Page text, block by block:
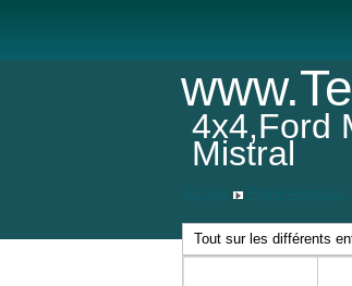
4x4,Ford
Mistral
Tout sur les différents